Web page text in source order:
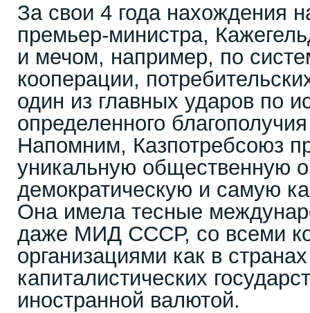
За свои 4 года нахождения
премьер-министра,
и мечом, например, по
кооперации,
один из главных ударов по
определенного
Напомним, Казпотребсоюз
уникальную общественную
демократическую и самую
Она имела тесные
даже МИД СССР, со всеми
организациями как в
капиталистических
иностранной валютой.